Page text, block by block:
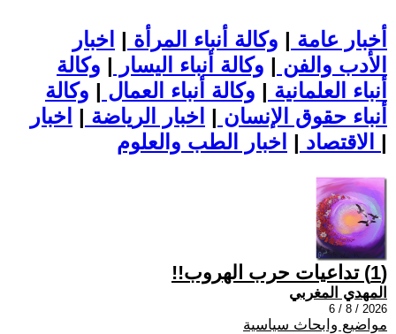
أخبار عامة | وكالة أنباء المرأة | اخبار
الأدب والفن | وكالة أنباء اليسار | وكالة
أنباء العلمانية | وكالة أنباء العمال | وكالة
أنباء حقوق الإنسان | اخبار الرياضة | اخبار
الاقتصاد | |
(1) تداعيات حرب الهروب!!
المهدي المغربي
2026 / 8 / 6
مواضيع وابحاث سياسية